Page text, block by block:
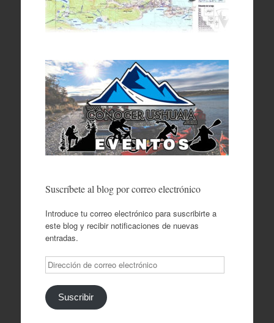
Suscríbete al blog por correo electrónico
Introduce tu correo electrónico para suscribirte a
este blog y recibir notificaciones de nuevas
entradas.
Dirección
de
correo
electrónico
Suscribir